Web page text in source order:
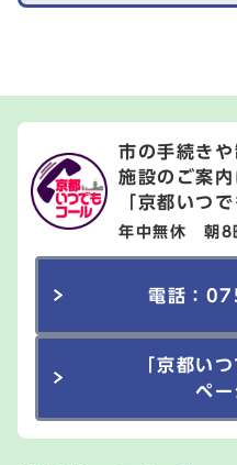
市の手続きや
施設のご案内
「京都いつ
年中無休 朝8
電話：
「京都い
ペー